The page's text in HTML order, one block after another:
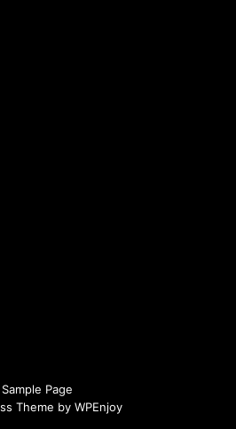
Sample Page
Theme by WPEnjoy